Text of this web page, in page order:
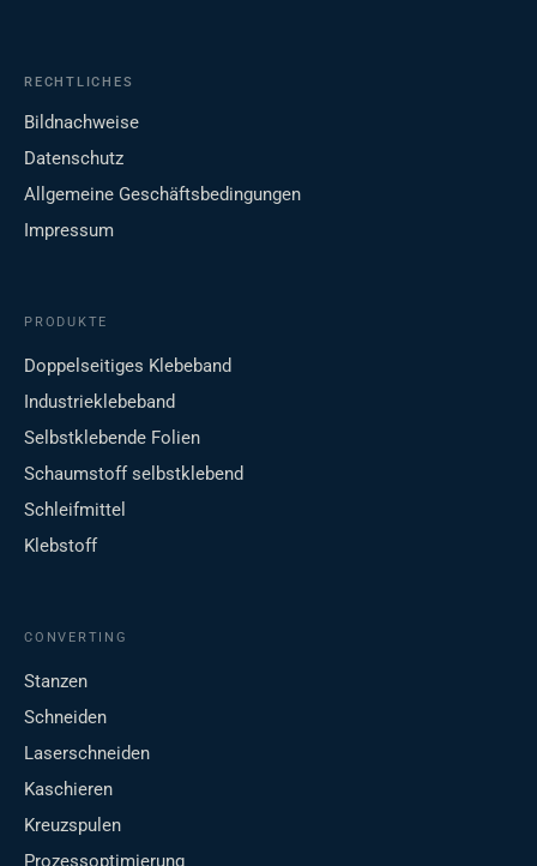
RECHTLICHES
Bildnachweise
Datenschutz
Allgemeine Geschäftsbedingungen
Impressum
PRODUKTE
Doppelseitiges Klebeband
Industrieklebeband
Selbstklebende Folien
Schaumstoff selbstklebend
Schleifmittel
Klebstoff
CONVERTING
Stanzen
Schneiden
Laserschneiden
Kaschieren
Kreuzspulen
Prozessoptimierung